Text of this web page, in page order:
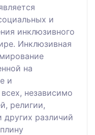
и
инклюзивного
Инклюзивная
на
и
независимо
религии,
других различий